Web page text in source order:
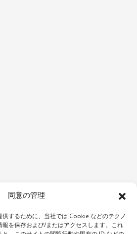
同意の管理
するために、当社では Cookie などのテクノ
を保存および/またはアクセスします。これ